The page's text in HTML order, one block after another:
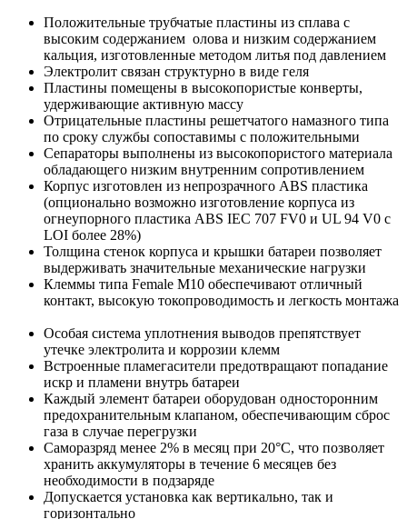
Положительные трубчатые пластины из сплава с
высоким содержанием олова и низким содержанием
кальция, изготовленные методом литья под давлением
Электролит связан структурно в виде геля
Пластины помещены в высокопористые конверты,
удерживающие активную массу
Отрицательные пластины решетчатого намазного типа
по сроку службы сопоставимы с положительными
Сепараторы выполнены из высокопористого материала
обладающего низким внутренним сопротивлением
Корпус изготовлен из непрозрачного ABS пластика
(опционально возможно изготовление корпуса из
огнеупорного пластика ABS IEC 707 FV0 и UL 94 V0 с
LOI более 28%)
Толщина стенок корпуса и крышки батареи позволяет
выдерживать значительные механические нагрузки
Клеммы типа Female М10 обеспечивают отличный
контакт, высокую токопроводимость и легкость монтажа
Особая система уплотнения выводов препятствует
утечке электролита и коррозии клемм
Встроенные пламегасители предотвращают попадание
искр и пламени внутрь батареи
Каждый элемент батареи оборудован односторонним
предохранительным клапаном, обеспечивающим сброс
газа в случае перегрузки
Саморазряд менее 2% в месяц при 20°С, что позволяет
хранить аккумуляторы в течение 6 месяцев без
необходимости в подзаряде
Допускается установка как вертикально, так и
горизонтально